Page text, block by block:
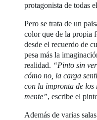
protagonista de todas
Pero se trata de un
color que de la propia
desde el recuerdo de
pesa más la
realidad. “Pinto sin
cómo no, la carga
con la impronta de los
mente”, escribe el
Además de varias